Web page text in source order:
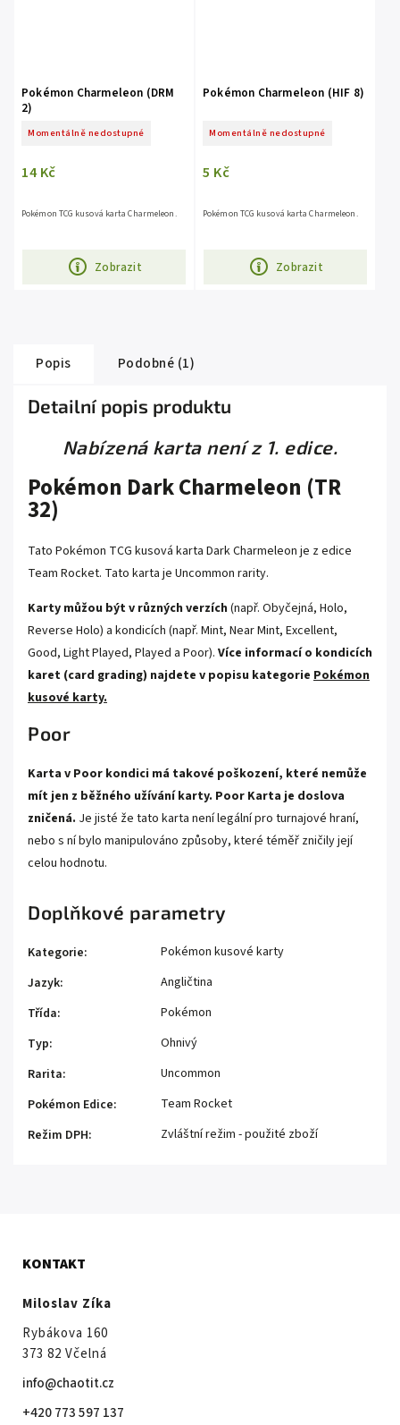
Pokémon Charmeleon (DRM
2)
Momentálně nedostupné
14 Kč
Zobrazit
Pokémon TCG kusová karta Charmeleon.
Pokémon Charmeleon (HIF 8)
Momentálně nedostupné
5 Kč
Zobrazit
Pokémon TCG kusová karta Charmeleon.
Popis Podobné (1)
Detailní popis produktu
Nabízená karta není z 1. edice.
Pokémon Dark Charmeleon (TR
32)
Tato Pokémon TCG kusová karta Dark Charmeleon je z edice
Team Rocket. Tato karta je Uncommon rarity.
Karty můžou být v různých verzích (např. Obyčejná, Holo,
Reverse Holo) a kondicích (např. Mint, Near Mint, Excellent,
Good, Light Played, Played a Poor). Více informací o kondicích
karet (card grading) najdete v popisu kategorie Pokémon
kusové karty.
Poor
Karta v Poor kondici má takové poškození, které nemůže
mít jen z běžného užívání karty. Poor Karta je doslova
zničená. Je jisté že tato karta není legální pro turnajové hraní,
nebo s ní bylo manipulováno způsoby, které téměř zničily její
celou hodnotu.
Doplňkové parametry
Kategorie:
Pokémon kusové karty
Jazyk:
Angličtina
Třída:
Pokémon
Typ:
Ohnivý
Rarita:
Uncommon
Pokémon Edice:
Team Rocket
Režim DPH: Zvláštní režim - použité zboží
KONTAKT
Miloslav Zíka
Rybákova 160
373 82 Včelná
info@chaotit.cz
+420 773 597 137